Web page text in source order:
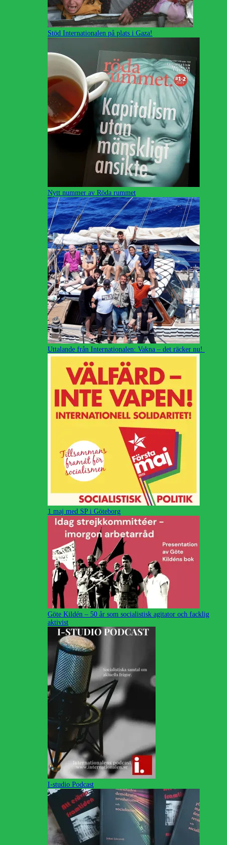
Stöd Internationalen på plats i Gaza!
Nytt nummer av Röda rummet
Uttalande från Internationalen: Vakna – det räcker nu!
1 maj med SP i Göteborg
Göte Kildén – 50 år som socialistisk agitator och facklig
aktivist
I-studio Podcast